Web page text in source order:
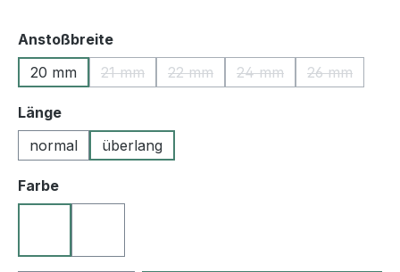
Anstoßbreiteauswählen
20 mm
21 mm
(Diese Option ist zurzeit nicht verfügbar.)
22 mm
(Diese Option ist zurzeit nicht
24 mm
(Diese Option ist
26 mm
(Diese
Längeauswählen
normal
überlang
Farbeauswählen